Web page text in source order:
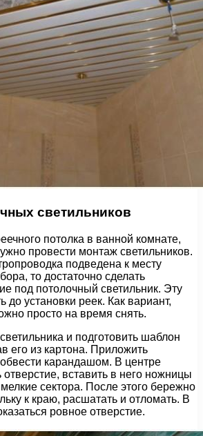
светильников
потолка в ванной комнате,
провести монтаж светильников.
подведена к месту
то достаточно сделать
под потолочный светильник. Эту
до установки реек. Как вариант,
просто на время снять.
и подготовить шаблон
его из картона. Приложить
карандашом. В центре
отверстие, вставить в него ножницы
мелкие сектора. После этого бережно
к краю, расшатать и отломать. В
ровное отверстие.